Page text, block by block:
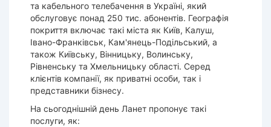
та кабельного телебачення в Україні, який
обслуговує понад 250 тис. абонентів. Географія
покриття включає такі міста як Київ, Калуш,
Івано-Франківськ, Кам'янець-Подільський, а
також Київську, Вінницьку, Волинську,
Рівненську та Хмельницьку області. Серед
клієнтів компанії, як приватні особи, так і
представники бізнесу.
На сьогоднішній день Ланет пропонує такі
послуги, як: